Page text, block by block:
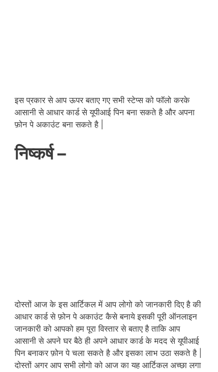
इस प्रकार से आप ऊपर बताए गए सभी स्टेप्स को फॉलो करके
आसानी से आधार कार्ड से यूपीआई पिन बना सकते है और अपना
फ़ोन पे अकाउंट बना सकते है |
निष्कर्ष –
दोस्तों आज के इस आर्टिकल में आप लोगो को जानकारी दिए है की
आधार कार्ड से फ़ोन पे अकाउंट कैसे बनाये इसकी पूरी ऑनलाइन
जानकारी को आपको हम पूरा विस्तार से बताए है ताकि आप
आसानी से अपने घर बैठे ही अपने आधार कार्ड के मदद से यूपीआई
पिन बनाकर फ़ोन पे चला सकते है और इसका लाभ उठा सकते है |
दोस्तों अगर आप सभी लोगो को आज का यह आर्टिकल अच्छा लगा